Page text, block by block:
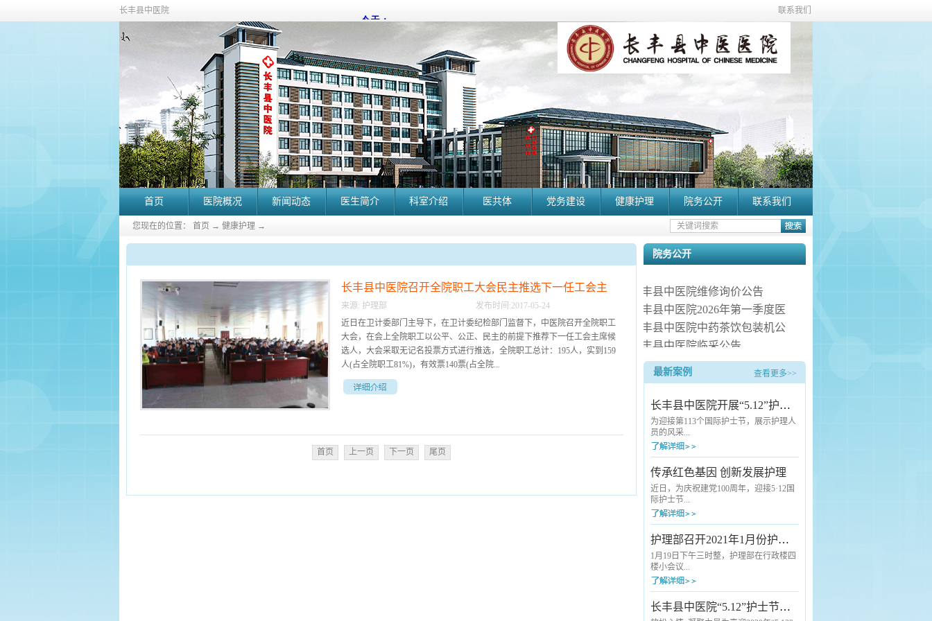
长丰县中医院 联系我们
首页 医院概况 新闻动态 医生简介 科室介绍 医共体 党务建设 健康护理 院务公开 联系我们
您现在的位置： 首页 → 健康护理 →
院务公开
长丰县中医院维修询价公告
长丰县中医院2026年第一季度医
疗服务信息社会公开
长丰县中医院中药茶饮包装机公
开询价公告
长丰县中医院临采公告
长丰县中医院询价公告
长丰县中医院病房电热水器安装
服务项目（二次） 中标候选人公
最新案例 查看更多>>
长丰县中医院开展“5.12”护士节活动
为迎接第113个国际护士节，展示护理人
员的风采...
，充分激发护理工作者对护理事业的热
爱，长丰县中医院于5月10号下午举行以
“白衣天使 守护健康”为主题的“护理核心
制度”知识竞赛活。本次活动由副院长洪
邦主持，党总支书记翟江华、副院长轩
江华代表医院向全院护理工作者致以节
日的问候和诚挚的祝福。他指出，中医
院发展道路上的每次突破、取得的每项
成就都离不开护理工作者的...
传承红色基因 创新发展护理
近日，为庆祝建党100周年，迎接5·12国
际护士节...
，长丰县中医院组织护理人员分批开展
以“传承红色基因 创新发展护理”为主题
的红色拓展训练。历史是最好的教科
书。首先大家来到新四军江北指挥部纪
念馆参观学习。在讲解员的引领下通过
史讲解等多种形式，了解到江北指挥部
将士不畏艰难困苦、不怕流血牺牲的伟
护理部召开2021年1月份护士长例会
1月19日下午三时整，护理部在行政楼四
楼小会议...
室召开1月份护士长例会,会议由护理部主
任王芳主持、各科室护士长参加会议。
长丰县中医院“5.12”护士节户外拓展训练活动
长丰县中医院召开全院职工大会民主推选下一任工会主
席候选人
来源: 护理部 发布时间:2017-05-24
近日在卫计委部门主导下，在卫计委纪检部门监督下，中医院召开全院职工
大会，在会上全院职工以公平、公正、民主的前提下推荐下一任工会主席候
选人，大会采取无记名投票方式进行推选，全院职工总计：195人，实到159
人(占全院职工81%)，有效票140票(占全院...
首页 上一页 下一页 尾页